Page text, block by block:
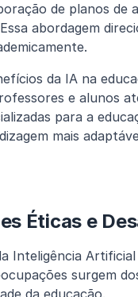
de planos de
abordagem
da IA na
e alunos
para a
mais
Éticas e
Inteligência
surgem
da educação.